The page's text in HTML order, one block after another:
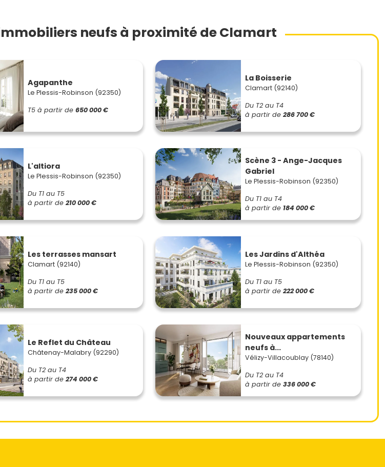
neufs à proximité de Clamart
Agapanthe
Le Plessis-Robinson (92350)
T5 à partir de 650 000 €
La Boisserie
Clamart (92140)
Du T2 au T4
à partir de 286 700 €
L'altiora
Le Plessis-Robinson (92350)
Du T1 au T5
à partir de 210 000 €
Scène 3 - Ange-Jacques
Gabriel
Le Plessis-Robinson (92350)
Du T1 au T4
à partir de 184 000 €
Les terrasses mansart
Clamart (92140)
Du T1 au T5
à partir de 235 000 €
Les Jardins d'Althéa
Le Plessis-Robinson (92350)
Du T1 au T5
à partir de 222 000 €
Le Reflet du Château
Châtenay-Malabry (92290)
Du T2 au T4
à partir de 274 000 €
Nouveaux appartements
neufs à...
Vélizy-Villacoublay (78140)
Du T2 au T4
à partir de 336 000 €